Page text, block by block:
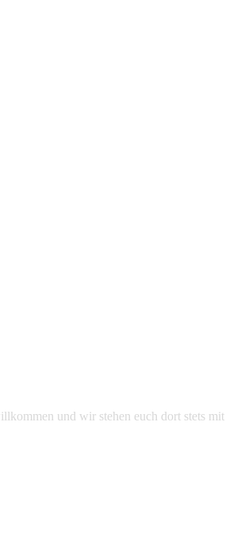
und wir stehen euch dort stets mit